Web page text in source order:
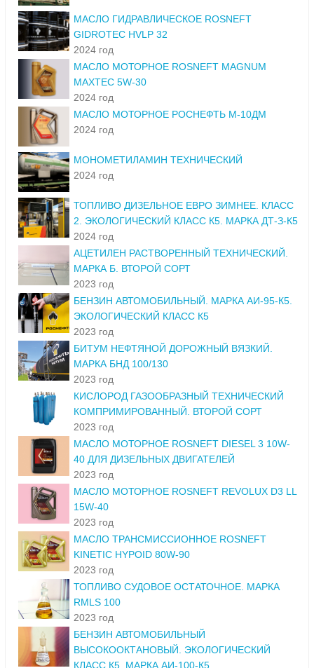
МАСЛО ГИДРАВЛИЧЕСКОЕ ROSNEFT
GIDROTEC HVLP 32
2024 год
МАСЛО МОТОРНОЕ ROSNEFT MAGNUM
MAXTEC 5W-30
2024 год
МАСЛО МОТОРНОЕ РОСНЕФТЬ М-10ДМ
2024 год
МОНОМЕТИЛАМИН ТЕХНИЧЕСКИЙ
2024 год
ТОПЛИВО ДИЗЕЛЬНОЕ ЕВРО ЗИМНЕЕ. КЛАСС
2. ЭКОЛОГИЧЕСКИЙ КЛАСС К5. МАРКА ДТ-З-К5
2024 год
АЦЕТИЛЕН РАСТВОРЕННЫЙ ТЕХНИЧЕСКИЙ.
МАРКА Б. ВТОРОЙ СОРТ
2023 год
БЕНЗИН АВТОМОБИЛЬНЫЙ. МАРКА АИ-95-К5.
ЭКОЛОГИЧЕСКИЙ КЛАСС К5
2023 год
БИТУМ НЕФТЯНОЙ ДОРОЖНЫЙ ВЯЗКИЙ.
МАРКА БНД 100/130
2023 год
КИСЛОРОД ГАЗООБРАЗНЫЙ ТЕХНИЧЕСКИЙ
КОМПРИМИРОВАННЫЙ. ВТОРОЙ СОРТ
2023 год
МАСЛО МОТОРНОЕ ROSNEFT DIESEL 3 10W-
40 ДЛЯ ДИЗЕЛЬНЫХ ДВИГАТЕЛЕЙ
2023 год
МАСЛО МОТОРНОЕ ROSNEFT REVOLUX D3 LL
15W-40
2023 год
МАСЛО ТРАНСМИССИОННОЕ ROSNEFT
KINETIC HYPOID 80W-90
2023 год
ТОПЛИВО СУДОВОЕ ОСТАТОЧНОЕ. МАРКА
RMLS 100
2023 год
БЕНЗИН АВТОМОБИЛЬНЫЙ
ВЫСОКООКТАНОВЫЙ. ЭКОЛОГИЧЕСКИЙ
КЛАСС К5. МАРКА АИ-100-К5